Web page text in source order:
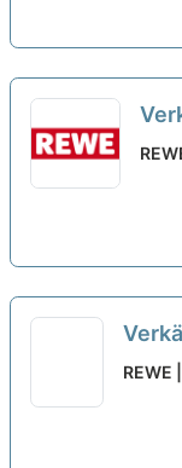
neu
(m/
REWE